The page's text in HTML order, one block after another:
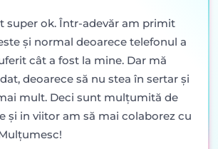
super ok. Într-adevăr am primit
şi normal deoarece telefonul a
cât a fost la mine. Dar mă
deoarece să nu stea în sertar şi
mult. Deci sunt mulţumită de
şi in viitor am să mai colaborez cu